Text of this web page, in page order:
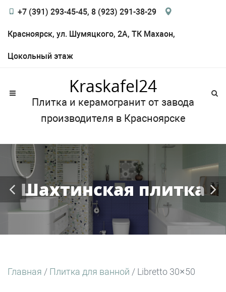
+7 (391) 293-45-45, 8 (923) 291-38-29
Красноярск, ул. Шумяцкого, 2А, ТК Махаон,
Цокольный этаж
Kraskafel24
Плитка и керамогранит от завода
производителя в Красноярске
Шахтинская плитка
Главная / Плитка для ванной / Libretto 30×50